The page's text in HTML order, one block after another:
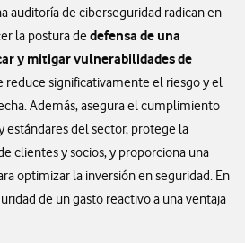
auditoría de ciberseguridad radican en
la postura de defensa de una
y mitigar vulnerabilidades de
reduce significativamente el riesgo y el
Además, asegura el cumplimiento
estándares del sector, protege la
clientes y socios, y proporciona una
optimizar la inversión en seguridad. En
de un gasto reactivo a una ventaja